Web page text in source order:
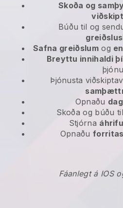
Skoða og
Búðu til og
Safna greiðslumog
Breyttu innihaldi
Þjónusta
Opnaðu
Skoða og búðu til
Stjórna
Opnaðu
Fáanlegt á IOS